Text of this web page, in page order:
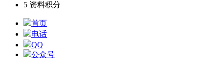
5 资料积分
首页
电话
QQ
公众号